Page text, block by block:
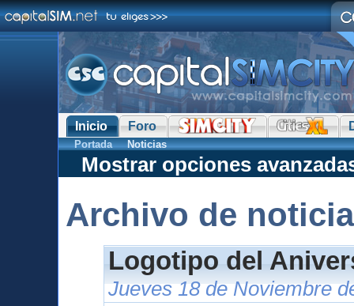
Inicio Foro
Portada Noticias
Mostrar opciones
Archivo de
Logotipo del
Jueves 18 de Noviembre